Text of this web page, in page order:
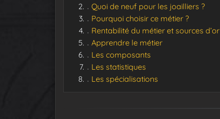
Quoi de neuf pour les joailliers ?
Pourquoi choisir ce métier ?
Rentabilité du métier et sources d’or
Apprendre le métier
Les composants
Les statistiques
Les spécialisations